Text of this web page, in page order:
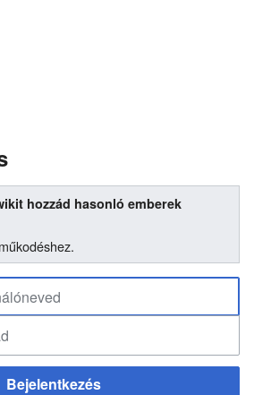
hozzád hasonló emberek
Bejelentkezés